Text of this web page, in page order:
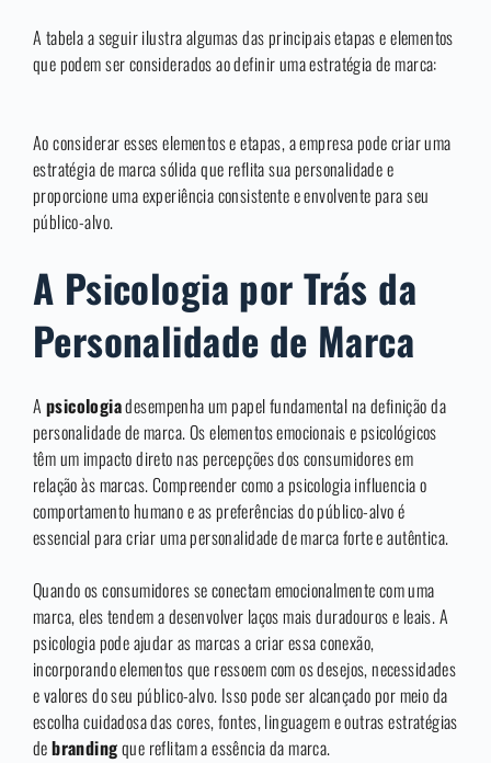
A tabela a seguir ilustra algumas das principais etapas e elementos
que podem ser considerados ao definir uma estratégia de marca:
Ao considerar esses elementos e etapas, a empresa pode criar uma
estratégia de marca sólida que reflita sua personalidade e
proporcione uma experiência consistente e envolvente para seu
público-alvo.
A Psicologia por Trás da
Personalidade de Marca
A psicologiadesempenha um papel fundamental na definição da
personalidade de marca. Os elementos emocionais e psicológicos
têm um impacto direto nas percepções dos consumidores em
relação às marcas. Compreender como a psicologia influencia o
comportamento humano e as preferências do público-alvo é
essencial para criar uma personalidade de marca forte e autêntica.
Quando os consumidores se conectam emocionalmente com uma
marca, eles tendem a desenvolver laços mais duradouros e leais. A
psicologia pode ajudar as marcas a criar essa conexão,
incorporando elementos que ressoem com os desejos, necessidades
e valores do seu público-alvo. Isso pode ser alcançado por meio da
escolha cuidadosa das cores, fontes, linguagem e outras estratégias
debrandingque reflitam a essência da marca.